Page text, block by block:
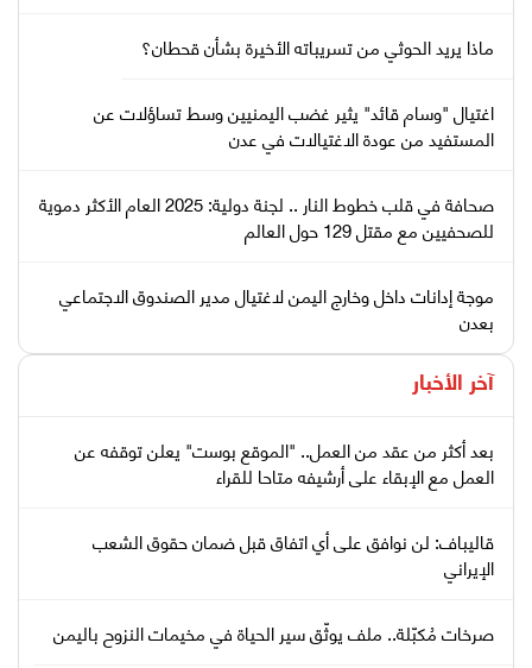
ماذا يريد الحوثي من تسريباته الأخيرة بشأن قحطان؟
اغتيال "وسام قائد" يثير غضب اليمنيين وسط تساؤلات عن
المستفيد من عودة الاغتيالات في عدن
صحافة في قلب خطوط النار .. لجنة دولية: 2025 العام الأكثر دموية
للصحفيين مع مقتل 129 حول العالم
موجة إدانات داخل وخارج اليمن لاغتيال مدير الصندوق الاجتماعي
بعدن
آخر الأخبار
بعد أكثر من عقد من العمل.. "الموقع بوست" يعلن توقفه عن
العمل مع الإبقاء على أرشيفه متاحا للقراء
قاليباف: لن نوافق على أي اتفاق قبل ضمان حقوق الشعب
الإيراني
صرخات مُكبّلة.. ملف يوثّق سير الحياة في مخيمات النزوح باليمن